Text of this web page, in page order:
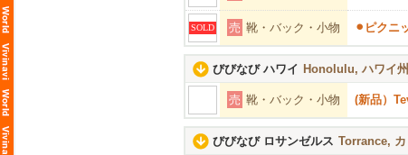
SOLD 売 靴・バック・小物 ⚫︎ピクニ
びびなび ハワイ Honolulu, ハワイ州
売 靴・バック・小物 (新品）
びびなび ロサンゼルス Torrance, カ